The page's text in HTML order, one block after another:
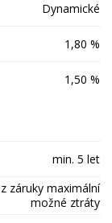
Dynamické
1,80 %
1,50 %
min. 5 let
záruky maximální
možné ztráty